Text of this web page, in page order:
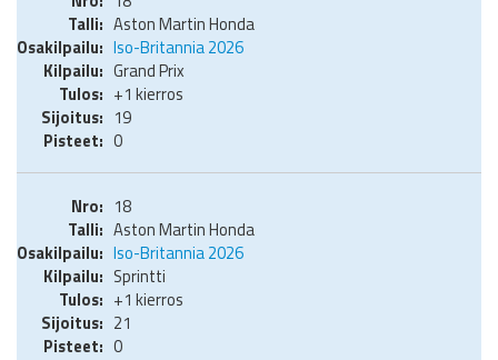
Aston Martin Honda
Iso-Britannia 2026
Grand Prix
+1 kierros
19
0
18
Aston Martin Honda
Iso-Britannia 2026
Sprintti
+1 kierros
21
0